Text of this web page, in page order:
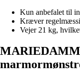
Kun anbefalet til
Kræver
Vejer 21 kg,